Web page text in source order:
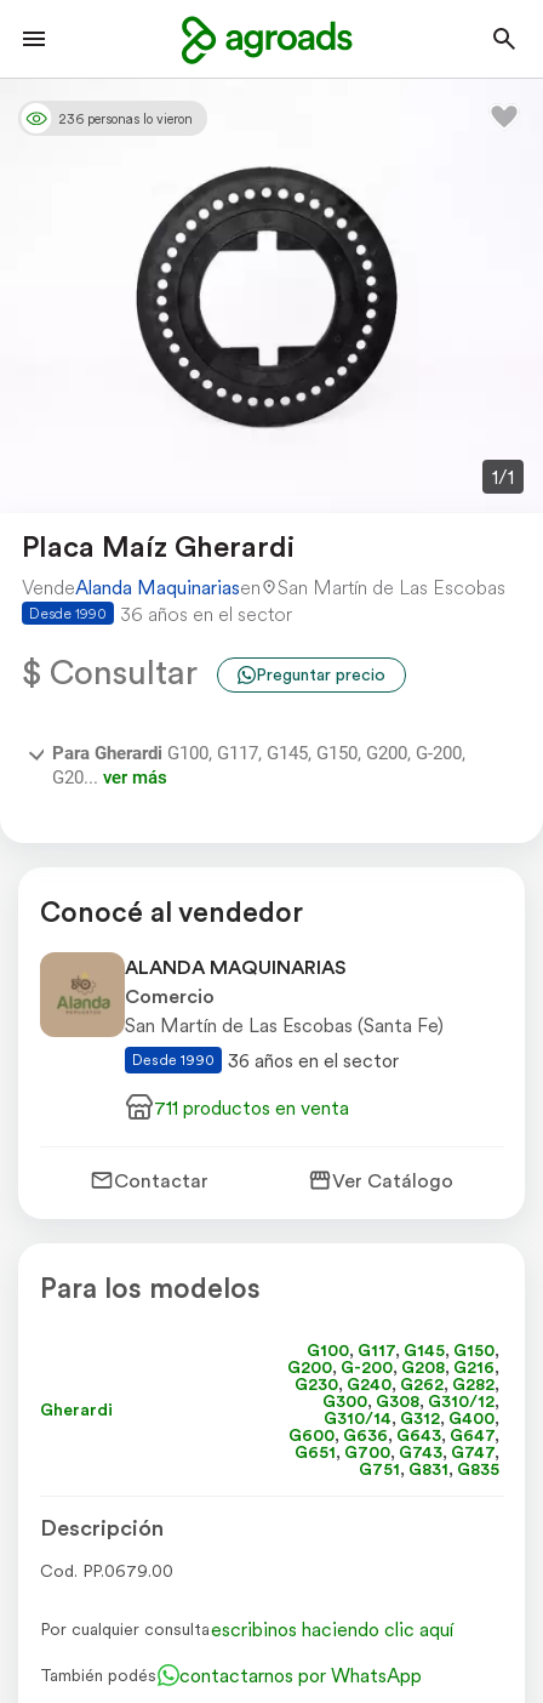
1/1
236 personas lo vieron
Placa Maíz Gherardi
VendeAlanda Maquinariasen San Martín de Las Escobas
Desde 1990 36 años en el sector
$ Consultar Preguntar precio
Para Gherardi G100, G117, G145, G150, G200, G-200,
G20...ver más
Conocé al vendedor
ALANDA MAQUINARIAS
Comercio
San Martín de Las Escobas (Santa Fe)
Desde 1990
36 años en el sector
711 productos en venta
Contactar Ver Catálogo
Para los modelos
Gherardi
G100, G117, G145, G150,
G200, G-200, G208, G216,
G230, G240, G262, G282,
G300, G308, G310/12,
G310/14, G312, G400,
G600, G636, G643, G647,
G651, G700, G743, G747,
G751, G831, G835
Descripción
Cod. PP.0679.00
Por cualquier consultaescribinos haciendo clic aquí
También podés contactarnos por WhatsApp